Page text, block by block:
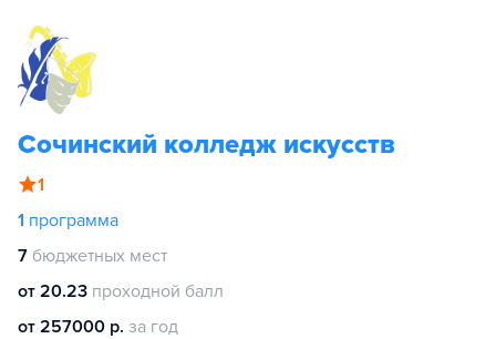
Сочинский колледж искусств
1
1 программа
7 бюджетных мест
от 20.23 проходной балл
от 257000 р. за год